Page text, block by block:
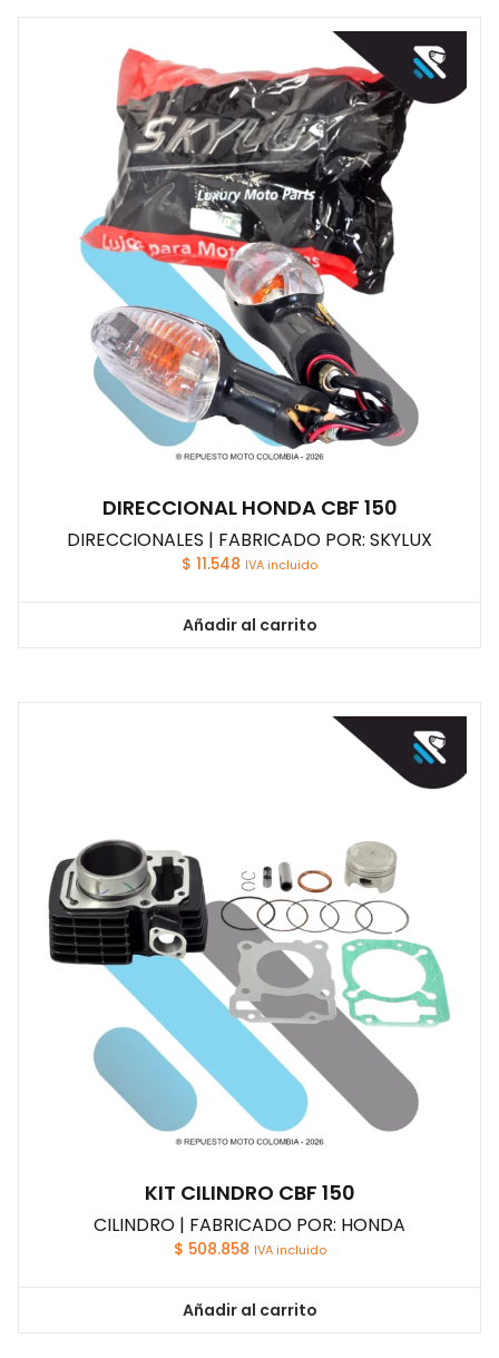
DIRECCIONAL HONDA CBF 150
DIRECCIONALES | FABRICADO POR: SKYLUX
$ 11.548 IVA incluido
Añadir al carrito
KIT CILINDRO CBF 150
CILINDRO | FABRICADO POR: HONDA
$ 508.858 IVA incluido
Añadir al carrito